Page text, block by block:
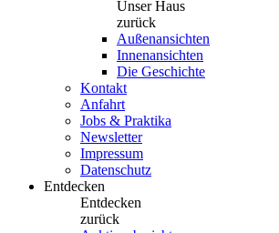
Unser Haus
zurück
Außenansichten
Innenansichten
Die Geschichte
Kontakt
Anfahrt
Jobs & Praktika
Newsletter
Impressum
Datenschutz
Entdecken
Entdecken
zurück